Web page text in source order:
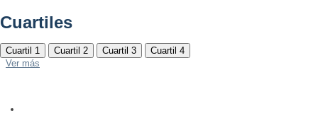
Cuartiles
Cuartil 1 Cuartil 2 Cuartil 3
Cuartil 4
Ver más